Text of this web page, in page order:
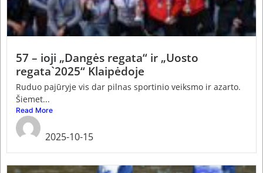
57 – ioji „Dangės regata“ ir „Uosto
regata`2025“ Klaipėdoje
Ruduo pajūryje vis dar pilnas sportinio veiksmo ir azarto.
Šiemet...
Read More
2025-10-15